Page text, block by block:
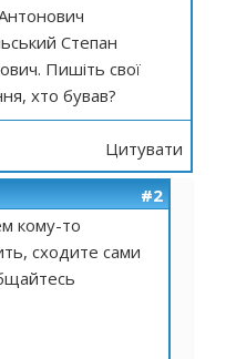
Степан
Пишіть свої
хто бував?
Цитувати
#2
кому-то
сходите сами